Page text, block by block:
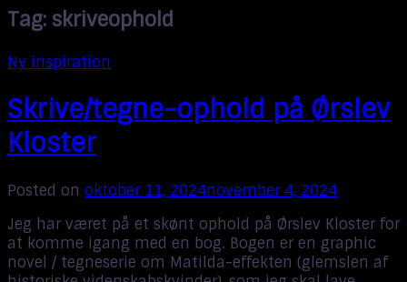
Tag: skriveophold
Ny inspiration
Skrive/tegne-ophold på Ørslev
Kloster
Posted on oktober 11, 2024november 4, 2024
Jeg har været på et skønt ophold på Ørslev Kloster for
at komme igang med en bog. Bogen er en graphic
novel / tegneserie om Matilda-effekten (glemslen af